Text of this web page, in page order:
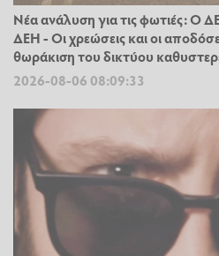
Νέα ανάλυση για τις φωτιές: Ο
ΔΕΗ - Οι χρεώσεις και οι
θωράκιση του δικτύου
2026-08-06 08:09:33